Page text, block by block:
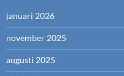
januari 2026
november 2025
augusti 2025